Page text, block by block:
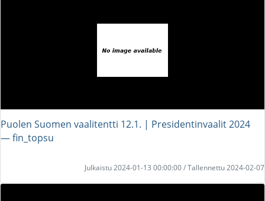
Puolen Suomen vaalitentti 12.1. | Presidentinvaalit 2024
― fin_topsu
Julkaistu 2024-01-13 00:00:00 / Tallennettu 2024-02-07